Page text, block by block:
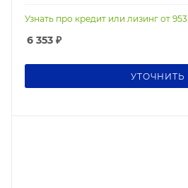
Узнать про кредит или лизинг от 953
6 353 ₽
УТОЧНИТЬ